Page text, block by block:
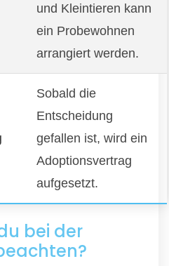
und Kleintieren kann
ein Probewohnen
arrangiert werden.
Sobald die
Entscheidung
gefallen ist, wird ein
Adoptionsvertrag
aufgesetzt.
bei der